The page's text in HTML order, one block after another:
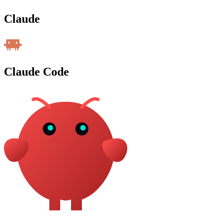
Claude
Claude Code